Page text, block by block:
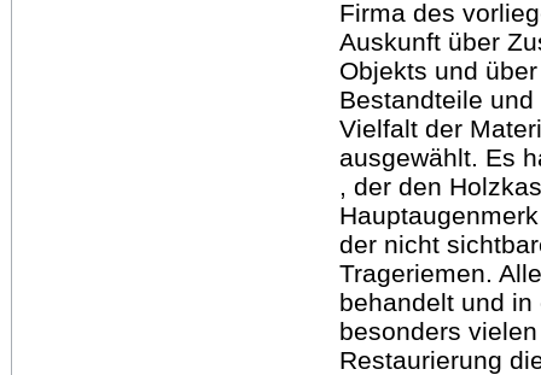
Firma des
Auskunft über
Objekts und
Bestandteile
Vielfalt der
ausgewählt. Es
, der den
der nicht
Trageriemen.
behandelt und
besonders
Restaurierung